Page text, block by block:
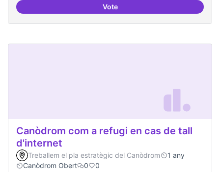
VoteCanòdrom com a espai de
Canòdrom com a refugi en cas de tall
d'internet
Treballem el pla estratègic del Canòdrom
1 any
Canòdrom Obert
0 0